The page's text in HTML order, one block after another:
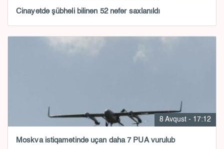
Cinayətdə şübhəli bilinən 52 nəfər saxlanıldı
8 Avqust - 17:12
Moskva istiqamətində uçan daha 7 PUA vurulub